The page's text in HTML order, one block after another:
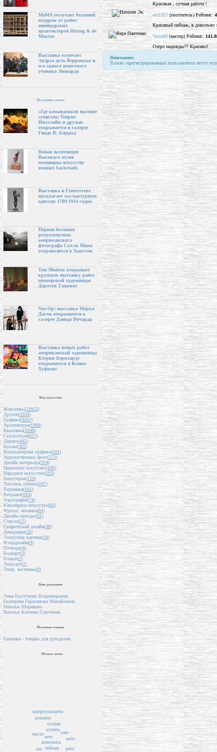
МоМА получает большой
подарок от работ
швейцарских
архитекторов Herzog & de
Meuron
Выставка отмечает
Андреа дель Верроккьо и
его самого известного
ученика Леонардо
Последние статьи
«Где командовали высшие
существа: Генрих
Нюссляйн и друзья»
открывается в галерее
Гвидо В. Баудаха
Новая экспозиция
Высокого музея
посвящена искусству
южных backroads
Выставка в Глиптотеке
предлагает скульптурную
одиссею 1789-1914 годов
Первая большая
ретроспектива
американского
фотографа Салли Манн
отправляется в Хьюстон
Tate Modern открывает
крупную выставку работ
пионерской художницы
Доротеи Таннинг
Neo-Op: выставка Марка
Дагли открывается в
галерее Дэвида Ричарда
Выставка новых работ
американской художницы
Кэтрин Бернхардт
открывается в Ксавье
Хуфкенс
Вид искусства
Живопись(22953)
Другое(3334)
Графика(3261)
Архитектура(1969)
Вышивка(1048)
Скульптура(617)
Дерево(445)
Куклы(302)
Компьютерная графика(281)
Художественное фото(273)
Дизайн интерьера(254)
Церковное искусство(196)
Народное искусство(193)
Бижутерия(119)
Текстиль (батик)(107)
Керамика(105)
Витражи(103)
Аэрография(74)
Ювелирное искусство(66)
Фреска, мозаика(64)
Дизайн одежды(61)
Стекло(57)
Графический дизайн(38)
Декорации(26)
Лоскутная картина(14)
Флордизайн(9)
Пэчворк(4)
Бодиарт(3)
Плакат(2)
Ленд-арт(2)
Театр. костюмы(0)
День рождения
Анна Крупченко Владимировна
Екатерина Герасимова Михайловна
Наталья Шарикова
Наталья Каленик Сергеевна
Полезные ссылки
Ежевика - товары для рукоделия
Облако тегов
пейзаж
живопись
лето
купить
солнце
лес
масло
река
снег
реализм
небо
импрессионизм
Красивая , сочная работа !
eni1957 (посетитель) Рейтинг:
Красивый пейзаж, в довольно
Vesta08 (мастер) Рейтинг:
Озеро надежды!!! Красиво!
Внимание:
Только зарегистрированные пользователи могут